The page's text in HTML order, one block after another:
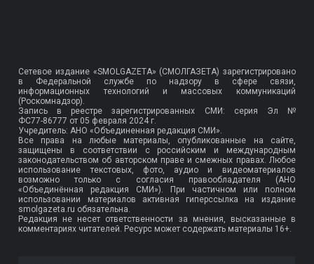
Сетевое издание «SMOLGAZETA» (СМОЛГАЗЕТА) зарегистрировано
в Федеральной службе по надзору в сфере связи,
информационных технологий и массовых коммуникаций
(Роскомнадзор).
Запись в реестре зарегистрированных СМИ: серия Эл №
ФС77-86777 от 05 февраля 2024 г.
Учредитель: АНО «Объединенная редакция СМИ».
Все права на любые материалы, опубликованные на сайте,
защищены в соответствии с российским и международным
законодательством об авторском праве и смежных правах. Любое
использование текстовых, фото, аудио и видеоматериалов
возможно только с согласия правообладателя (АНО
«Объединённая редакция СМИ»). При частичном или полном
использовании материалов активная гиперссылка на издание
smolgazeta.ru обязательна.
Редакция не несет ответственности за мнения, высказанные в
комментариях читателей. Ресурс может содержать материалы 16+.